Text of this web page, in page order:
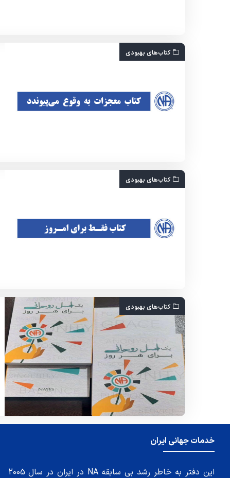
کتاب‌های بهبودی
کتاب‌های بهبودی
کتاب‌های بهبودی
خدمات جهانی ایران
این دفتر به خاطر رشد بی سابقه NA در ایران در سال 2005